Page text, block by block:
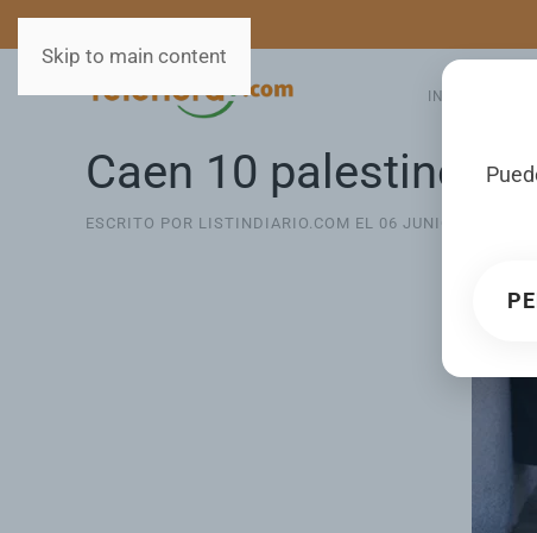
Skip to main content
INICIO
Caen 10 palestinos
ESCRITO POR LISTINDIARIO.COM EL 06 JUNIO 2026